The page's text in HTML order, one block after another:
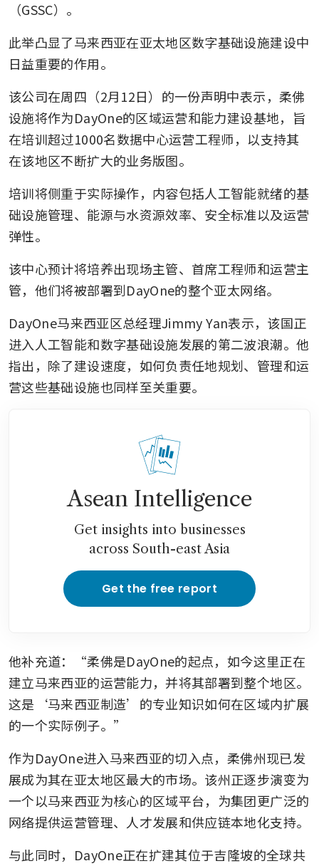
（GSSC）。
此举凸显了马来西亚在亚太地区数字基础设施建设中
日益重要的作用。
该公司在周四（2月12日）的一份声明中表示，柔佛
设施将作为DayOne的区域运营和能力建设基地，旨
在培训超过1000名数据中心运营工程师，以支持其
在该地区不断扩大的业务版图。
培训将侧重于实际操作，内容包括人工智能就绪的基
础设施管理、能源与水资源效率、安全标准以及运营
弹性。
该中心预计将培养出现场主管、首席工程师和运营主
管，他们将被部署到DayOne的整个亚太网络。
DayOne马来西亚区总经理Jimmy Yan表示，该国正
进入人工智能和数字基础设施发展的第二波浪潮。他
指出，除了建设速度，如何负责任地规划、管理和运
营这些基础设施也同样至关重要。
Asean Intelligence
Get insights into businesses
across South-east Asia
Get the free report
他补充道：“柔佛是DayOne的起点，如今这里正在
建立马来西亚的运营能力，并将其部署到整个地区。
这是‘马来西亚制造’的专业知识如何在区域内扩展
的一个实际例子。”
作为DayOne进入马来西亚的切入点，柔佛州现已发
展成为其在亚太地区最大的市场。该州正逐步演变为
一个以马来西亚为核心的区域平台，为集团更广泛的
网络提供运营管理、人才发展和供应链本地化支持。
与此同时，DayOne正在扩建其位于吉隆坡的全球共